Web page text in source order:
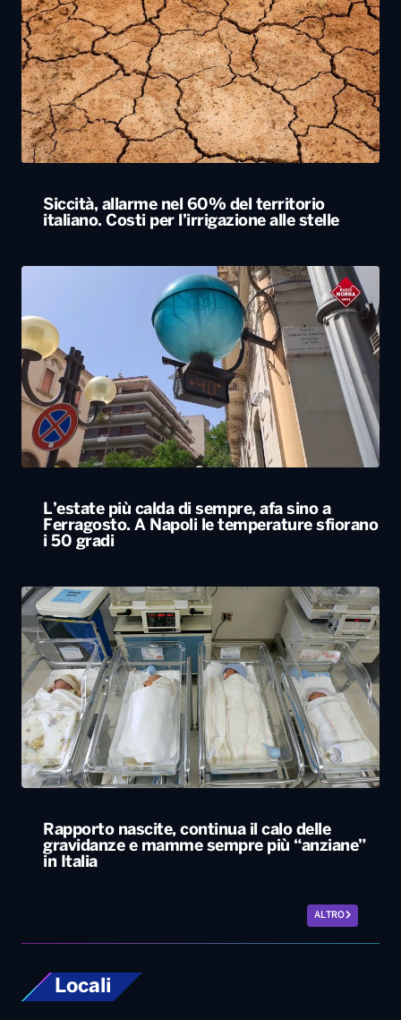
Siccità, allarme nel 60% del territorio
italiano. Costi per l’irrigazione alle stelle
L’estate più calda di sempre, afa sino a
Ferragosto. A Napoli le temperature sfiorano
i 50 gradi
Rapporto nascite, continua il calo delle
gravidanze e mamme sempre più “anziane”
in Italia
ALTRO
Locali